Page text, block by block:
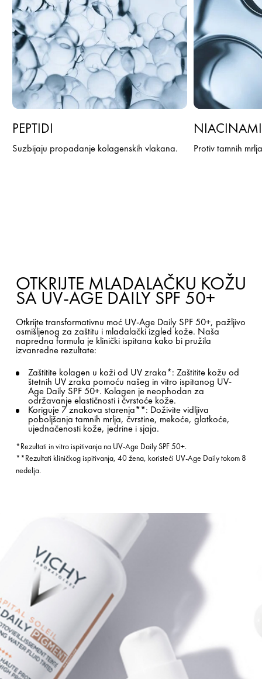
PEPTIDI
Suzbijaju propadanje kolagenskih vlakana. Protiv tamnih
OTKRIJTE MLADALAČKU KOŽU
SA UV-AGE DAILY SPF 50+
Otkrijte transformativnu moć UV-Age Daily SPF 50+, pažljivo
osmišljenog za zaštitu i mladalački izgled kože. Naša
napredna formula je klinički ispitana kako bi pružila
izvanredne rezultate:
Zaštitite kolagen u koži od UV zraka*: Zaštitite kožu od
štetnih UV zraka pomoću našeg in vitro ispitanog UV-
Age Daily SPF 50+. Kolagen je neophodan za
održavanje elastičnosti i čvrstoće kože.
Koriguje 7 znakova starenja**: Doživite vidljiva
poboljšanja tamnih mrlja, čvrstine, mekoće, glatkoće,
ujednačenosti kože, jedrine i sjaja.
*Rezultati in vitro ispitivanja na UV-Age Daily SPF 50+.
**Rezultati kliničkog ispitivanja, 40 žena, koristeći UV-Age Daily tokom 8
nedelja.